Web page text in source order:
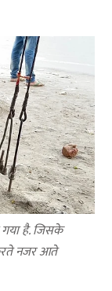
है. जिसके
नजर आते